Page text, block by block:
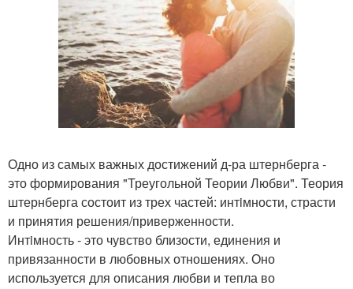
Одно из самых важных достижений д-ра штернберга -
это формирования "Треугольной Теории Любви". Теория
штернберга состоит из трех частей: интiмности, страсти
и принятия решения/приверженности.
Интiмность - это чувство близости, единения и
привязанности в любовных отношениях. Оно
используется для описания любви и тепла во